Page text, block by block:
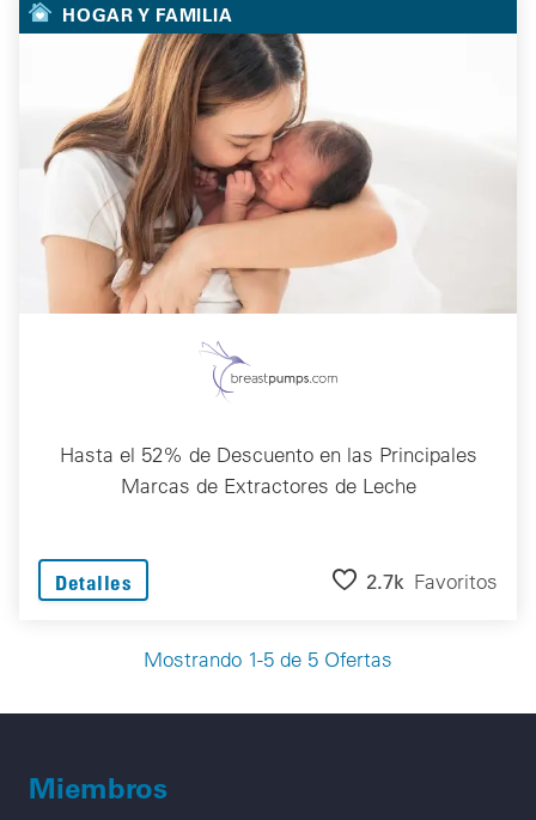
HOGAR Y FAMILIA
Hasta el 52% de Descuento en las Principales
Marcas de Extractores de Leche
Detalles 2.7k Favoritos
Mostrando 1-5 de 5 Ofertas
Miembros